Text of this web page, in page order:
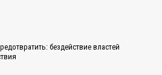
бездействие властей